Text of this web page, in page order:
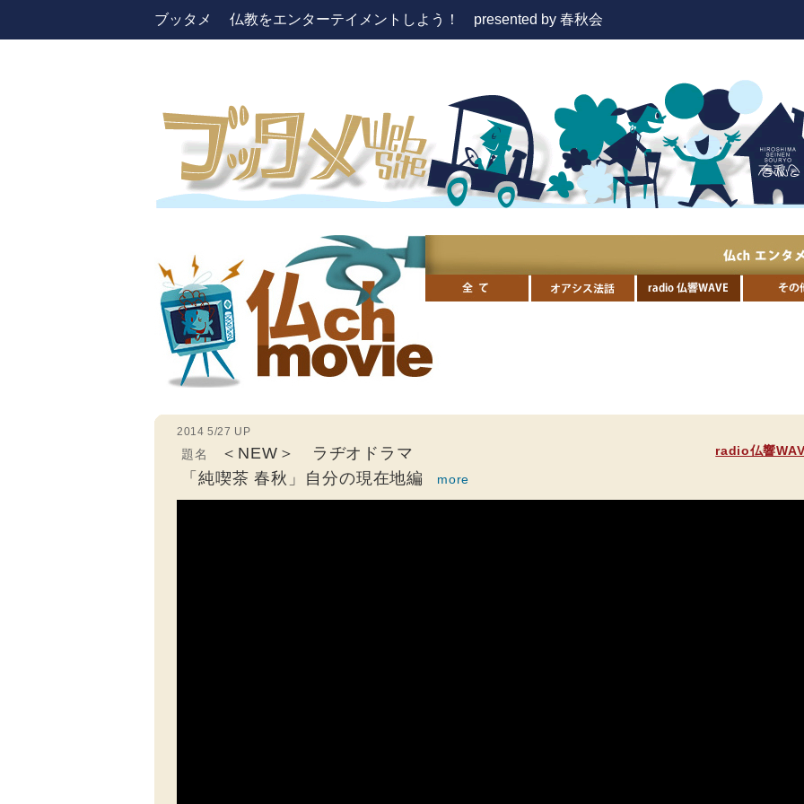
ブッタメ 仏教をエンターテイメントしよう！ presented by 春秋会
2014 5/27 UP
題名
＜NEW＞ ラヂオドラマ
「純喫茶 春秋」自分の現在地編
more
radio仏響